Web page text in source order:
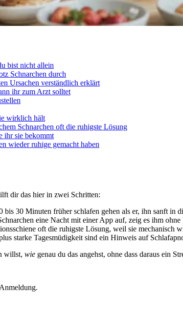
bist nicht allein
Schnarchen durch
Ursachen verständlich erklärt
ihr zum Arzt solltet
wirklich hält
Schnarchen oft die ruhigste Lösung
ihr sie bekommt
wieder ruhige gemacht haben
dir das hier in zwei Schritten:
bis 30 Minuten früher schlafen gehen als er, ihn sanft in
eine Nacht mit einer App auf, zeig es ihm
oft die ruhigste Lösung, weil sie mechanisch
starke Tagesmüdigkeit sind ein Hinweis auf
willst, wie genau du das angehst, ohne dass daraus ein